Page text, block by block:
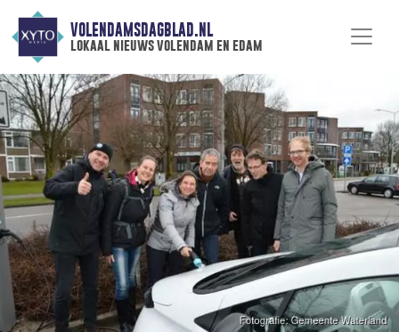
VOLENDAMSDAGBLAD.NL
lokaal nieuws volendam en edam